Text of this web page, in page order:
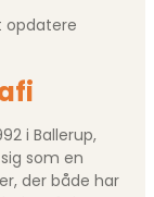
opdatere
i Ballerup,
som en
der både har